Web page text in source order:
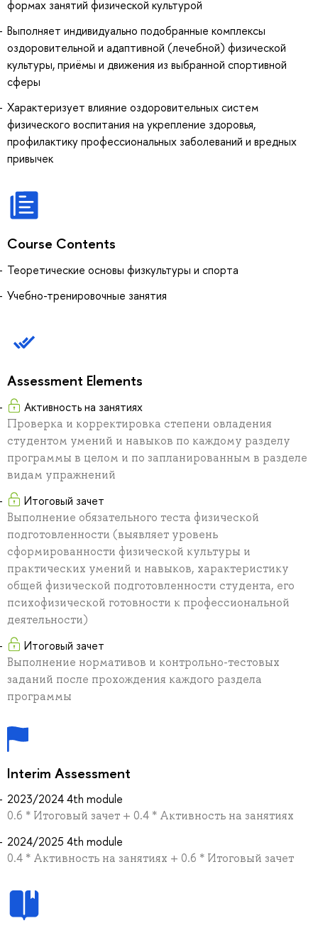
формах занятий физической культурой
Выполняет индивидуально подобранные комплексы
оздоровительной и адаптивной (лечебной) физической
культуры, приёмы и движения из выбранной спортивной
сферы
Характеризует влияние оздоровительных систем
физического воспитания на укрепление здоровья,
профилактику профессиональных заболеваний и вредных
привычек
Course Contents
Теоретические основы физкультуры и спорта
Учебно-тренировочные занятия
Assessment Elements
Активность на занятиях
Проверка и корректировка степени овладения
студентом умений и навыков по каждому разделу
программы в целом и по запланированным в разделе
видам упражнений
Итоговый зачет
Выполнение обязательного теста физической
подготовленности (выявляет уровень
сформированности физической культуры и
практических умений и навыков, характеристику
общей физической подготовленности студента, его
психофизической готовности к профессиональной
деятельности)
Итоговый зачет
Выполнение нормативов и контрольно-тестовых
заданий после прохождения каждого раздела
программы
Interim Assessment
2023/2024 4th module
0.6 * Итоговый зачет + 0.4 * Активность на занятиях
2024/2025 4th module
0.4 * Активность на занятиях + 0.6 * Итоговый зачет